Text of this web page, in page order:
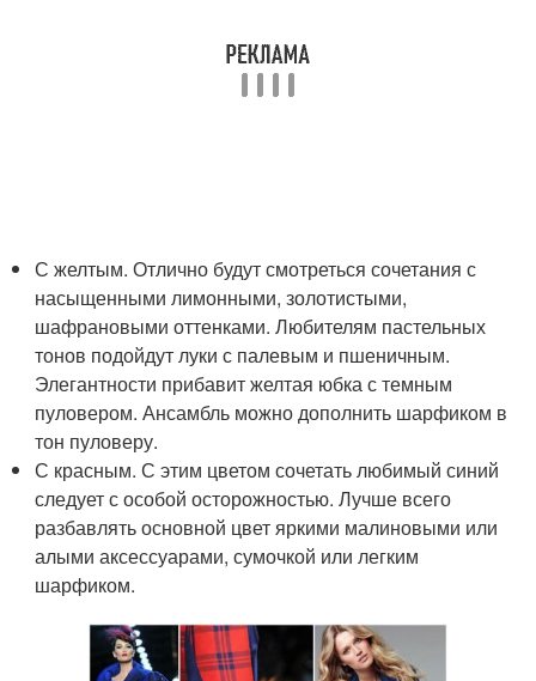
С желтым. Отлично будут смотреться сочетания с
насыщенными лимонными, золотистыми,
шафрановыми оттенками. Любителям пастельных
тонов подойдут луки с палевым и пшеничным.
Элегантности прибавит желтая юбка с темным
пуловером. Ансамбль можно дополнить шарфиком в
тон пуловеру.
С красным. С этим цветом сочетать любимый синий
следует с особой осторожностью. Лучше всего
разбавлять основной цвет яркими малиновыми или
алыми аксессуарами, сумочкой или легким
шарфиком.